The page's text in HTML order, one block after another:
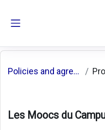
Policies and agreements
Les Moocs du